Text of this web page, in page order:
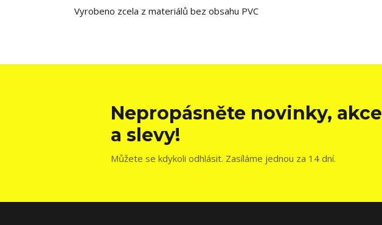
Vyrobeno zcela z materiálů bez obsahu PVC
Nepropásněte novinky, akce
a slevy!
Můžete se kdykoli odhlásit. Zasíláme jednou za 14 dní.